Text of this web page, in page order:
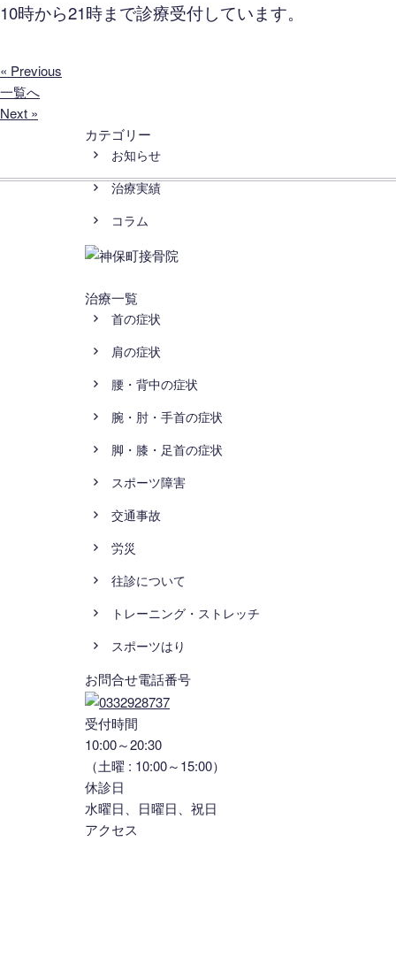
10時から21時まで診療受付しています。
« Previous
一覧へ
Next »
カテゴリー
お知らせ
治療実績
コラム
治療一覧
首の症状
肩の症状
腰・背中の症状
腕・肘・手首の症状
脚・膝・足首の症状
スポーツ障害
交通事故
労災
往診について
トレーニング・ストレッチ
スポーツはり
お問合せ電話番号
受付時間
10:00～20:30
（土曜 : 10:00～15:00）
休診日
水曜日、日曜日、祝日
アクセス